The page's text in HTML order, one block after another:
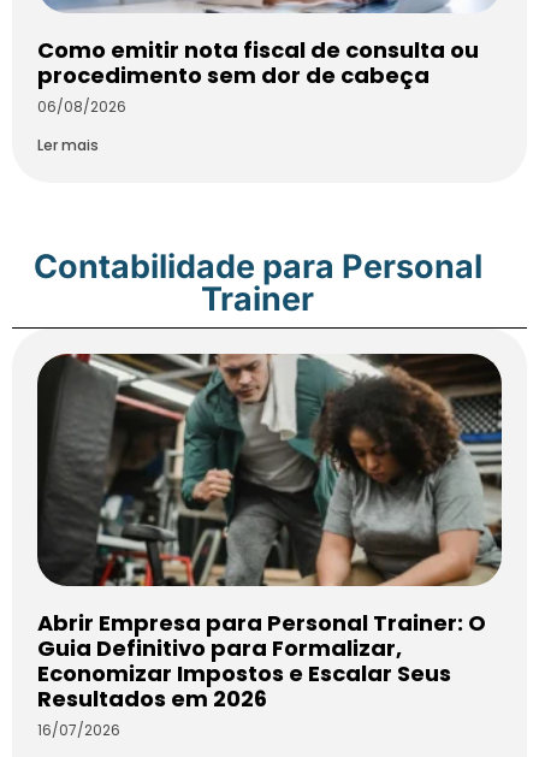
Como emitir nota fiscal de consulta ou
procedimento sem dor de cabeça
06/08/2026
Ler mais
Contabilidade para Personal
Trainer
Abrir Empresa para Personal Trainer: O
Guia Definitivo para Formalizar,
Economizar Impostos e Escalar Seus
Resultados em 2026
16/07/2026